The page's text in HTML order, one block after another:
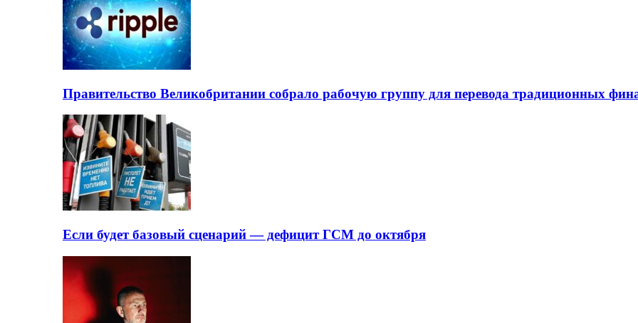
Правительство Великобритании собрало рабочую группу для перевода традиционных
Если будет базовый сценарий — дефицит ГСМ до октября